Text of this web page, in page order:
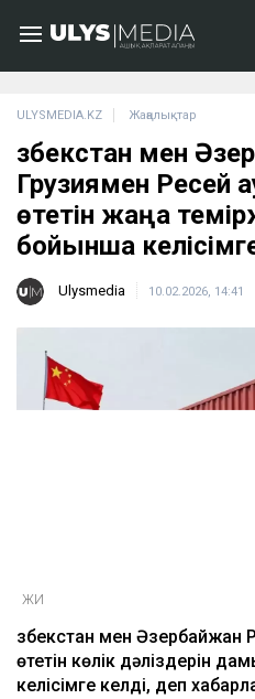
ULYSMEDIA.KZ Жаңалықтар
Өзбекстан мен
Грузиямен Ресей
өтетін жаңа
бойынша
Ulysmedia 10.02.2026, 14:41
ЖИ
Өзбекстан мен
өтетін көлік дәліздерін
келісімге келді, деп